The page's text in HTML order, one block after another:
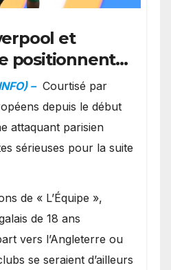
et
positionnent
recruter
– Courtisé par
depuis le début
attaquant parisien
sérieuses pour la suite
de « L’Équipe »,
de 18 ans
vers l’Angleterre ou
se seraient d’ailleurs